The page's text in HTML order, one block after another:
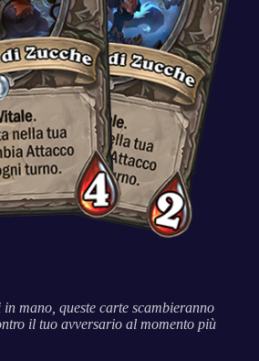
mano, queste carte scambieranno
il tuo avversario al momento più